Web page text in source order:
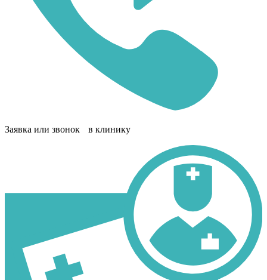
Заявка или звонок в клинику